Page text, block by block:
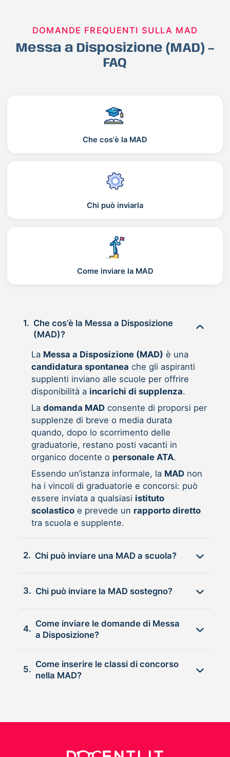
DOMANDE FREQUENTI SULLA MAD
Messa a Disposizione (MAD) –
FAQ
Che cos'è la MAD
Chi può inviarla
Come inviare la MAD
1. Che cos’è la Messa a Disposizione
(MAD)?
La Messa a Disposizione (MAD) è una
candidatura spontanea che gli aspiranti
supplenti inviano alle scuole per offrire
disponibilità a incarichi di supplenza.
La domanda MADconsente di proporsi per
supplenze di breve o media durata
quando, dopo lo scorrimento delle
graduatorie, restano posti vacanti in
organico docente o personale ATA.
Essendo un’istanza informale, la MADnon
ha i vincoli di graduatorie e concorsi: può
essere inviata a qualsiasi istituto
scolasticoe prevede un rapporto diretto
tra scuola e supplente.
2. Chi può inviare una MAD a scuola?
3. Chi può inviare la MAD sostegno?
4.
Come inviare le domande di Messa
a Disposizione?
5.
Come inserire le classi di concorso
nella MAD?